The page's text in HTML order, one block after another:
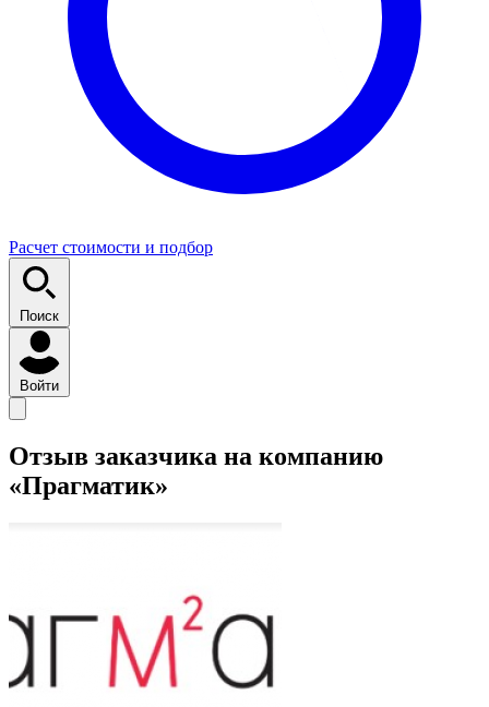
Расчет стоимости и подбор
Поиск
Войти
Отзыв заказчика на компанию
«Прагматик»